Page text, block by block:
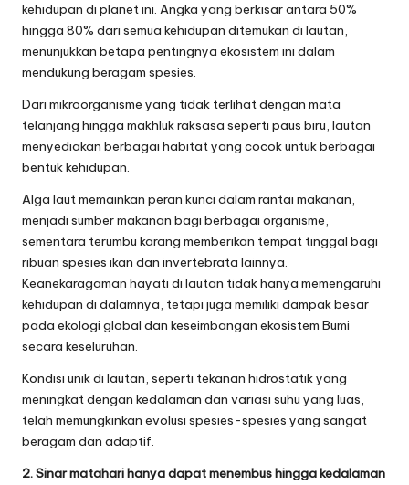
kehidupan di planet ini. Angka yang berkisar antara 50%
hingga 80% dari semua kehidupan ditemukan di lautan,
menunjukkan betapa pentingnya ekosistem ini dalam
mendukung beragam spesies.
Dari mikroorganisme yang tidak terlihat dengan mata
telanjang hingga makhluk raksasa seperti paus biru, lautan
menyediakan berbagai habitat yang cocok untuk berbagai
bentuk kehidupan.
Alga laut memainkan peran kunci dalam rantai makanan,
menjadi sumber makanan bagi berbagai organisme,
sementara terumbu karang memberikan tempat tinggal bagi
ribuan spesies ikan dan invertebrata lainnya.
Keanekaragaman hayati di lautan tidak hanya memengaruhi
kehidupan di dalamnya, tetapi juga memiliki dampak besar
pada ekologi global dan keseimbangan ekosistem Bumi
secara keseluruhan.
Kondisi unik di lautan, seperti tekanan hidrostatik yang
meningkat dengan kedalaman dan variasi suhu yang luas,
telah memungkinkan evolusi spesies-spesies yang sangat
beragam dan adaptif.
2. Sinar matahari hanya dapat menembus hingga kedalaman